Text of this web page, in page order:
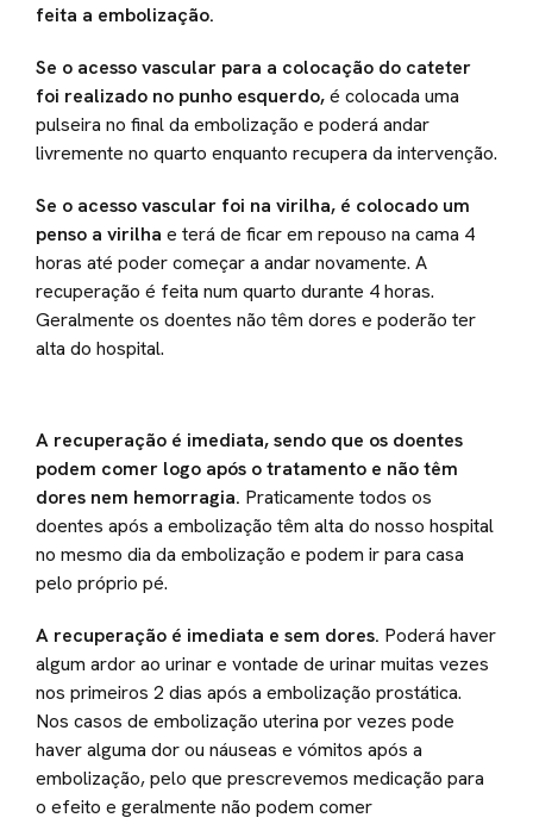
feita a embolização.
Se o acesso vascular para a colocação do cateter
foi realizado no punho esquerdo,é colocada uma
pulseira no final da embolização e poderá andar
livremente no quarto enquanto recupera da intervenção.
Se o acesso vascular foi na virilha, é colocado um
penso a virilha e terá de ficar em repouso na cama 4
horas até poder começar a andar novamente. A
recuperação é feita num quarto durante 4 horas.
Geralmente os doentes não têm dores e poderão ter
alta do hospital.
A recuperação é imediata, sendo que os doentes
podem comer logo após o tratamento e não têm
dores nem hemorragia. Praticamente todos os
doentes após a embolização têm alta do nosso hospital
no mesmo dia da embolização e podem ir para casa
pelo próprio pé.
A recuperação é imediata e sem dores. Poderá haver
algum ardor ao urinar e vontade de urinar muitas vezes
nos primeiros 2 dias após a embolização prostática.
Nos casos de embolização uterina por vezes pode
haver alguma dor ou náuseas e vómitos após a
embolização, pelo que prescrevemos medicação para
o efeito e geralmente não podem comer